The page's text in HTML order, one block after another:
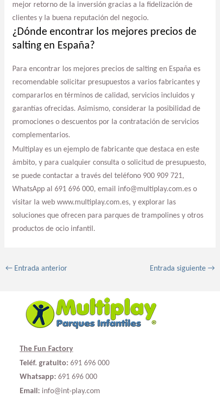
mejor retorno de la inversión gracias a la fidelización de
clientes y la buena reputación del negocio.
¿Dónde encontrar los mejores precios de
salting en España?
Para encontrar los mejores precios de salting en España es
recomendable solicitar presupuestos a varios fabricantes y
compararlos en términos de calidad, servicios incluidos y
garantías ofrecidas. Asimismo, considerar la posibilidad de
promociones o descuentos por la contratación de servicios
complementarios.
Multiplay es un ejemplo de fabricante que destaca en este
ámbito, y para cualquier consulta o solicitud de presupuesto,
se puede contactar a través del teléfono 900 909 721,
WhatsApp al 691 696 000, email info@multiplay.com.es o
visitar la web www.multiplay.com.es, y explorar las
soluciones que ofrecen para parques de trampolines y otros
productos de ocio infantil.
←Entrada anterior Entrada siguiente→
The Fun Factory
Teléf. gratuito: 691 696 000
Whatsapp: 691 696 000
Email: info@int-play.com